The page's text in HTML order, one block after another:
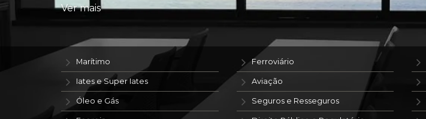
Ver mais
Marítimo
Iates e Super Iates
Óleo e Gás
Ferroviário
Aviação
Seguros e Resseguros